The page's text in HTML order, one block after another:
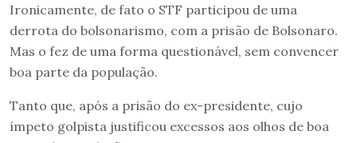
Ironicamente, de fato o STF participou de uma
derrota do bolsonarismo, com a prisão de Bolsonaro.
Mas o fez de uma forma questionável, sem convencer
boa parte da população.
Tanto que, após a prisão do ex-presidente, cujo
ímpeto golpista justificou excessos aos olhos de boa